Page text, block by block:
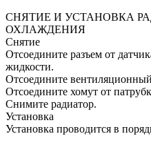
СНЯТИЕ И УСТАНОВКА
ОХЛАЖДЕНИЯ
Снятие
Отсоедините разъем от
жидкости.
Отсоедините
Отсоедините хомут от
Снимите радиатор.
Установка
Установка проводится в